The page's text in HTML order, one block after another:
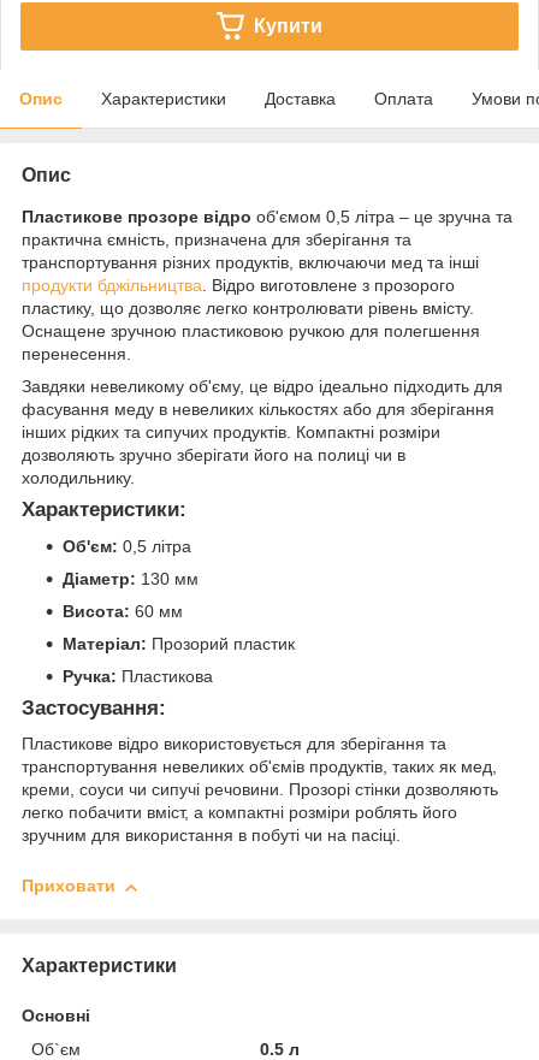
Купити
Опис Характеристики Доставка Оплата Умови
Опис
Пластикове прозоре відро об'ємом 0,5 літра – це зручна та
практична ємність, призначена для зберігання та
транспортування різних продуктів, включаючи мед та інші
продукти бджільництва . Відро виготовлене з прозорого
пластику, що дозволяє легко контролювати рівень вмісту.
Оснащене зручною пластиковою ручкою для полегшення
перенесення.
Завдяки невеликому об'єму, це відро ідеально підходить для
фасування меду в невеликих кількостях або для зберігання
інших рідких та сипучих продуктів. Компактні розміри
дозволяють зручно зберігати його на полиці чи в
холодильнику.
Характеристики:
Об'єм: 0,5 літра
Діаметр: 130 мм
Висота: 60 мм
Матеріал: Прозорий пластик
Ручка: Пластикова
Застосування:
Пластикове відро використовується для зберігання та
транспортування невеликих об'ємів продуктів, таких як мед,
креми, соуси чи сипучі речовини. Прозорі стінки дозволяють
легко побачити вміст, а компактні розміри роблять його
зручним для використання в побуті чи на пасіці.
Приховати
Характеристики
Основні
Об`єм
0.5 л